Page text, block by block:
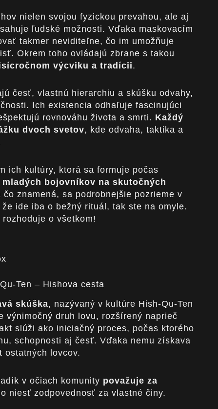
nielen svojou fyzickou prevahou, ale aj
ľudské možnosti. Vďaka maskovacím
takmer neviditeľne, čo im umožňuje
Okrem toho ovládajú zbrane s takou
výcviku a tradícii.
česť, vlastnú hierarchiu a skúšku odvahy,
Ich existencia odhaľuje fascinujúci
rovnováhu života a smrti. Každý
dvoch svetov, kde odvaha, taktika a
ich kultúry, ktorá sa formuje počas
mladých bojovníkov na skutočných
znamená, sa podrobnejšie pozrieme v
ide iba o bežný rituál, tak ste na omyle.
rozhoduje o všetkom!
Ten – Hishova cesta
skúška, nazývaný v kultúre Hish-Qu-Ten
výnimočný druh lovu, rozšírený naprieč
slúži ako iniciačný proces, počas ktorého
schopnosti aj česť. Vďaka nemu získava
ostatných lovcov.
v očiach komunity považuje za
niesť zodpovednosť za vlastné činy.